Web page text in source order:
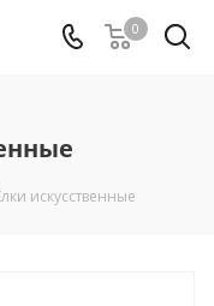
0
искусственные